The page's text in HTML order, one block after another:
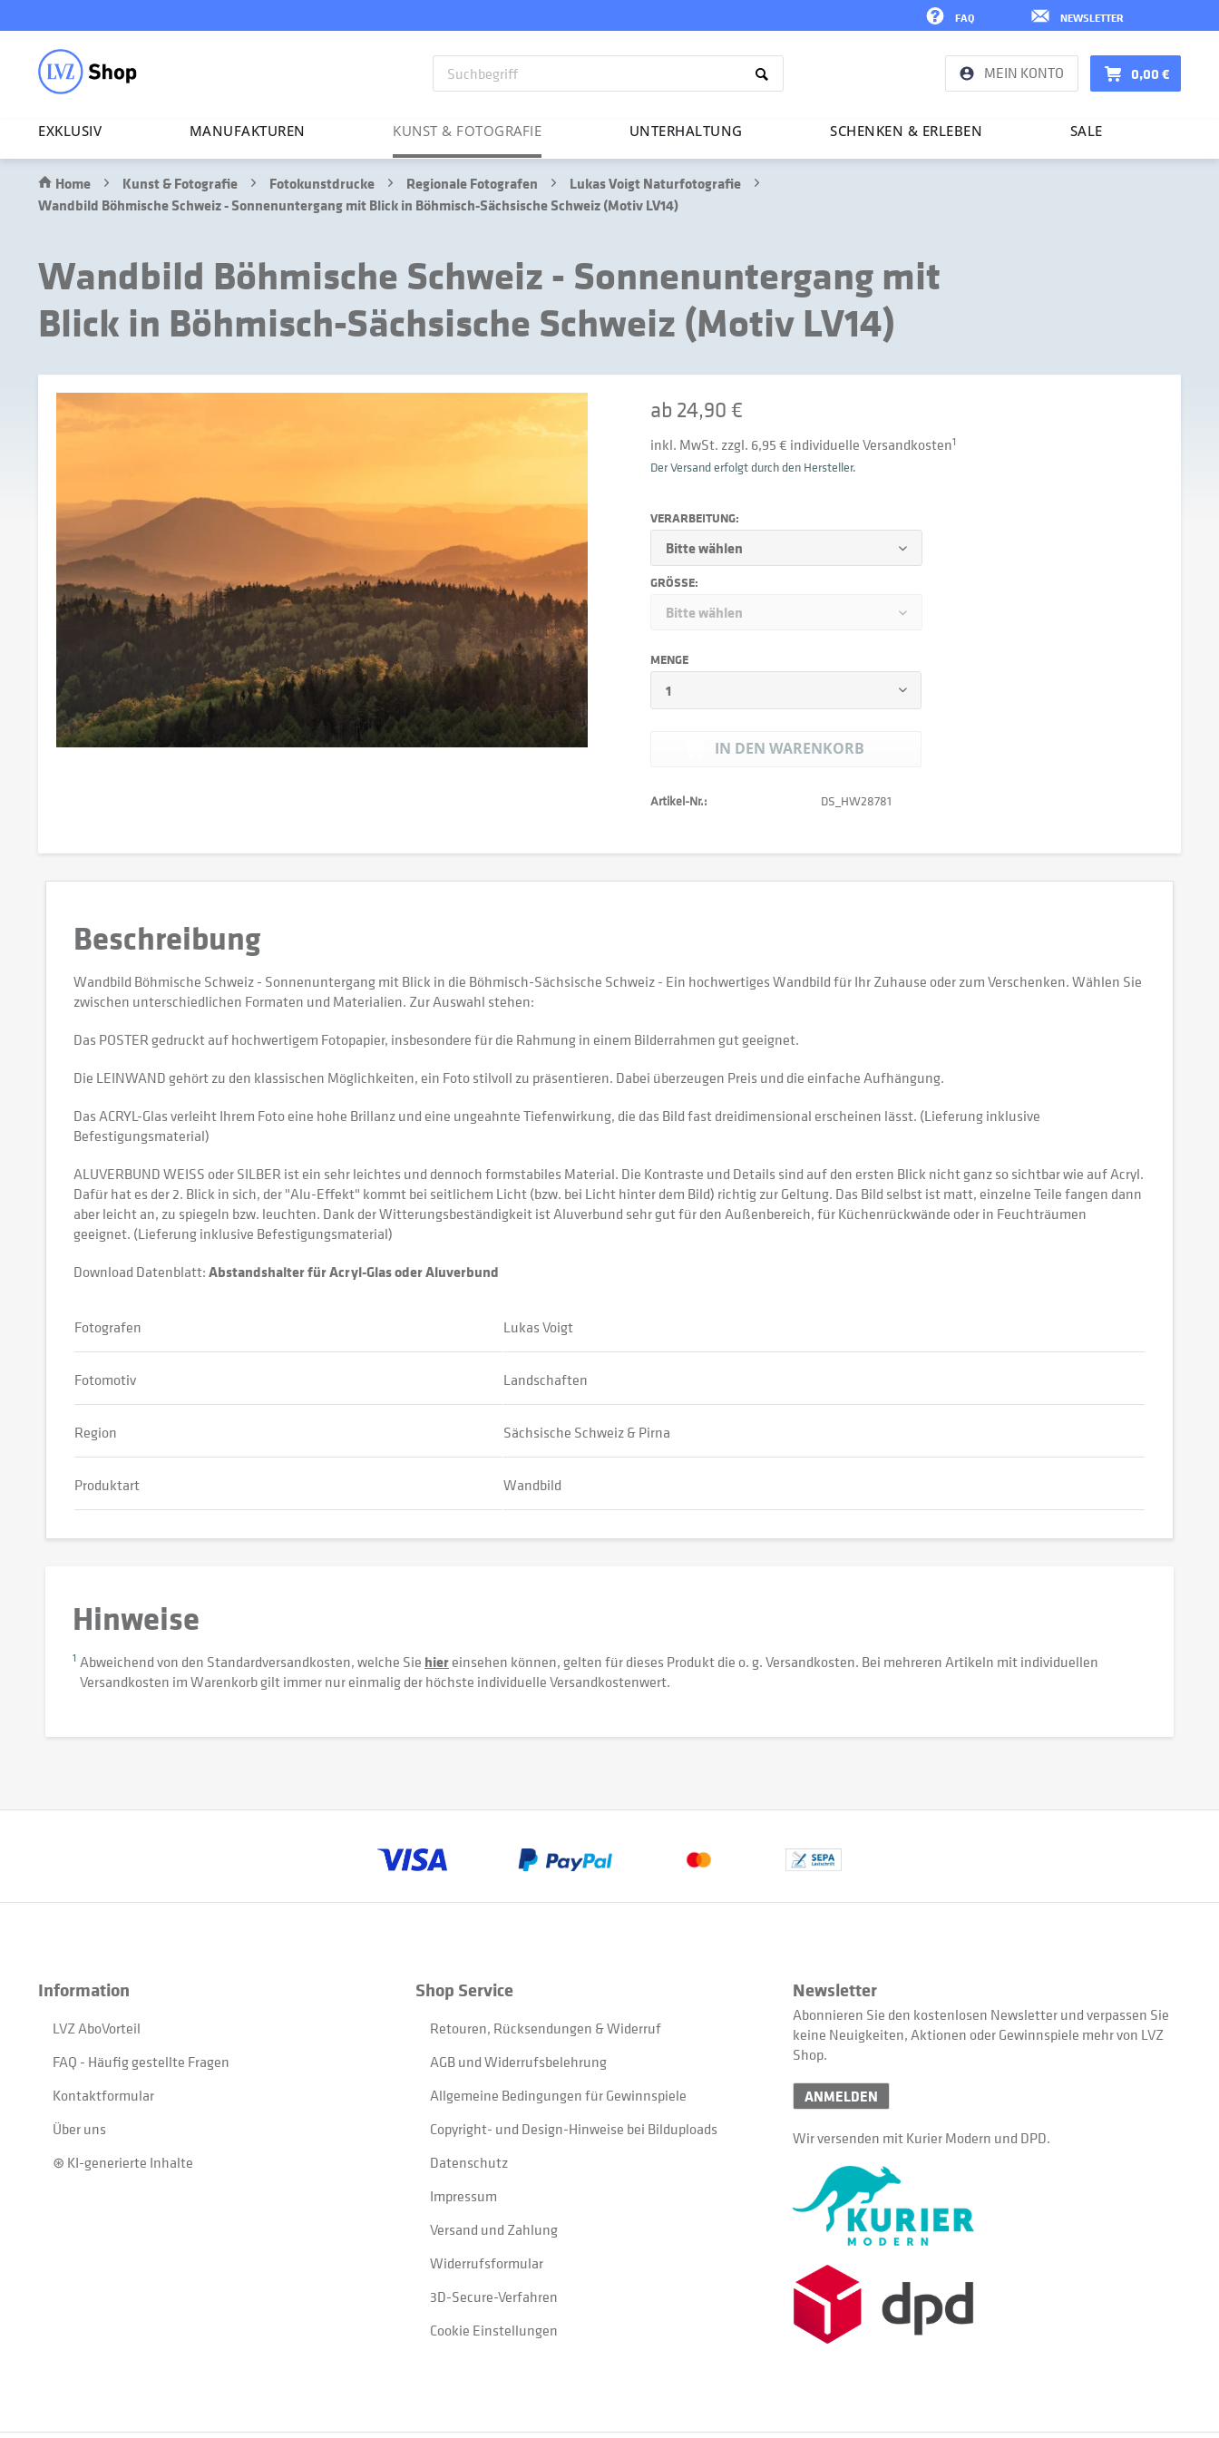
NEWSLETTER
FAQ
MEIN KONTO 0,00 €
EXKLUSIV MANU­FAK­TUREN KUNST & FOTO­GRAFIE UNTER­HAL­TUNG SCHENKEN & ERLEBEN SALE
Home Kunst & Fotografie Fotokunstdrucke Regionale Fotografen
Lukas Voigt Naturfotografie
Wandbild Böhmische Schweiz - Sonnenuntergang mit Blick in Böhmisch-Sächsische Schweiz (Motiv LV14)
Wandbild Böhmische Schweiz - Sonnenuntergang mit
Blick in Böhmisch-Sächsische Schweiz (Motiv LV14)
ab 24,90 €
inkl. MwSt. zzgl. 6,95 € individuelle Versandkosten1
Der Versand erfolgt durch den Hersteller.
VERARBEITUNG:
GRÖSSE:
MENGE
IN DEN WARENKORB
Artikel-Nr.: DS_HW28781
Beschreibung
Wandbild Böhmische Schweiz - Sonnenuntergang mit Blick in die Böhmisch-Sächsische Schweiz - Ein hochwertiges Wandbild für Ihr Zuhause oder zum Verschenken. Wählen Sie
zwischen unterschiedlichen Formaten und Materialien. Zur Auswahl stehen:
Das POSTER gedruckt auf hochwertigem Fotopapier, insbesondere für die Rahmung in einem Bilderrahmen gut geeignet.
Die LEINWAND gehört zu den klassischen Möglichkeiten, ein Foto stilvoll zu präsentieren. Dabei überzeugen Preis und die einfache Aufhängung.
Das ACRYL-Glas verleiht Ihrem Foto eine hohe Brillanz und eine ungeahnte Tiefenwirkung, die das Bild fast dreidimensional erscheinen lässt. (Lieferung inklusive
Befestigungsmaterial)
ALUVERBUND WEISS oder SILBER ist ein sehr leichtes und dennoch formstabiles Material. Die Kontraste und Details sind auf den ersten Blick nicht ganz so sichtbar wie auf Acryl.
Dafür hat es der 2. Blick in sich, der "Alu-Effekt" kommt bei seitlichem Licht (bzw. bei Licht hinter dem Bild) richtig zur Geltung. Das Bild selbst ist matt, einzelne Teile fangen dann
aber leicht an, zu spiegeln bzw. leuchten. Dank der Witterungsbeständigkeit ist Aluverbund sehr gut für den Außenbereich, für Küchenrückwände oder in Feuchträumen
geeignet. (Lieferung inklusive Befestigungsmaterial)
Download Datenblatt:Abstandshalter für Acryl-Glas oder Aluverbund
Fotografen Lukas Voigt
Fotomotiv Landschaften
Region Sächsische Schweiz & Pirna
Produktart Wandbild
Hinweise
1 Abweichend von den Standardversandkosten, welche Sie hiereinsehen können, gelten für dieses Produkt die o. g. Versandkosten. Bei mehreren Artikeln mit individuellen
Versandkosten im Warenkorb gilt immer nur einmalig der höchste individuelle Versandkostenwert.
Information
LVZ AboVorteil
FAQ - Häufig gestellte Fragen
Kontaktformular
Über uns
⊛ KI-generierte Inhalte
Shop Service
Retouren, Rücksendungen & Widerruf
AGB und Widerrufsbelehrung
Allgemeine Bedingungen für Gewinnspiele
Copyright- und Design-Hinweise bei Bilduploads
Datenschutz
Impressum
Versand und Zahlung
Widerrufsformular
3D-Secure-Verfahren
Cookie Einstellungen
Newsletter
Abonnieren Sie den kostenlosen Newsletter und verpassen Sie
keine Neuigkeiten, Aktionen oder Gewinnspiele mehr von LVZ
Shop.
ANMELDEN
Wir versenden mit Kurier Modern und DPD.